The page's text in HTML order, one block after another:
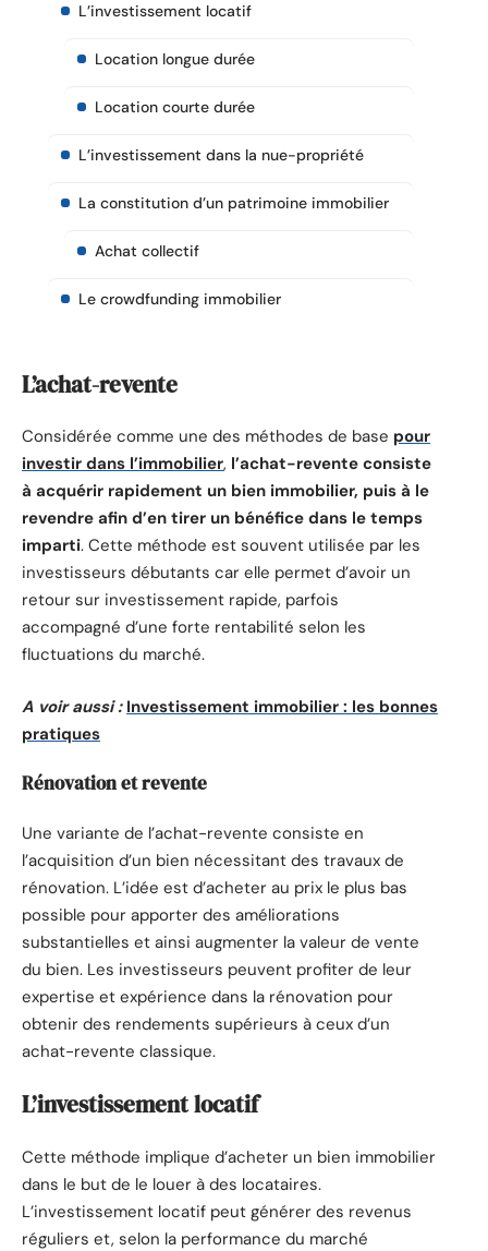
L’investissement locatif
Location longue durée
Location courte durée
L’investissement dans la nue-propriété
La constitution d’un patrimoine immobilier
Achat collectif
Le crowdfunding immobilier
L’achat-revente
Considérée comme une des méthodes de base pour
investir dans l’immobilier, l’achat-revente consiste
à acquérir rapidement un bien immobilier, puis à le
revendre afin d’en tirer un bénéfice dans le temps
imparti. Cette méthode est souvent utilisée par les
investisseurs débutants car elle permet d’avoir un
retour sur investissement rapide, parfois
accompagné d’une forte rentabilité selon les
fluctuations du marché.
A voir aussi : Investissement immobilier : les bonnes
pratiques
Rénovation et revente
Une variante de l’achat-revente consiste en
l’acquisition d’un bien nécessitant des travaux de
rénovation. L’idée est d’acheter au prix le plus bas
possible pour apporter des améliorations
substantielles et ainsi augmenter la valeur de vente
du bien. Les investisseurs peuvent profiter de leur
expertise et expérience dans la rénovation pour
obtenir des rendements supérieurs à ceux d’un
achat-revente classique.
L’investissement locatif
Cette méthode implique d’acheter un bien immobilier
dans le but de le louer à des locataires.
L’investissement locatif peut générer des revenus
réguliers et, selon la performance du marché